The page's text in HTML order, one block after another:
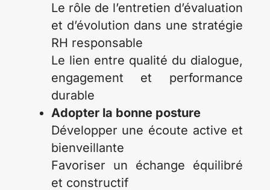
Le rôle de l’entretien d’évaluation
et d’évolution dans une stratégie
RH responsable
Le lien entre qualité du dialogue,
engagement et performance
durable
Adopter la bonne posture
Développer une écoute active et
bienveillante
Favoriser un échange équilibré
et constructif